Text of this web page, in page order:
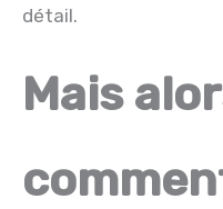
détail.
Mais